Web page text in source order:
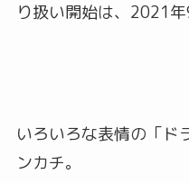
り扱い開始は、2021
いろいろな表情の「ド
ンカチ。